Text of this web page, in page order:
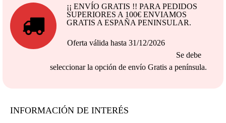
¡¡ ENVÍO GRATIS !! PARA PEDIDOS
SUPERIORES A 100€ ENVIAMOS
GRATIS A ESPAÑA PENINSULAR.
Oferta válida hasta 31/12/2026
Se debe
seleccionar la opción de envío Gratis a península.
INFORMACIÓN DE INTERÉS